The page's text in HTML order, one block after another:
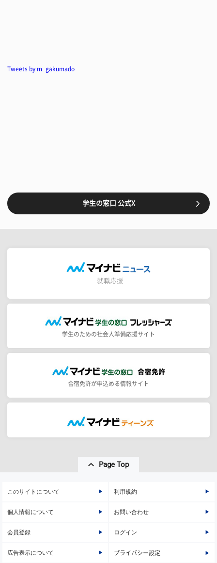
Tweets by m_gakumado
学生の窓口 公式X
学生のための社会人準備応援サイト
合宿免許が申込める情報サイト
Page Top
このサイトについて 利用規約
個人情報について お問い合わせ
会員登録 ログイン
広告表示について プライバシー設定